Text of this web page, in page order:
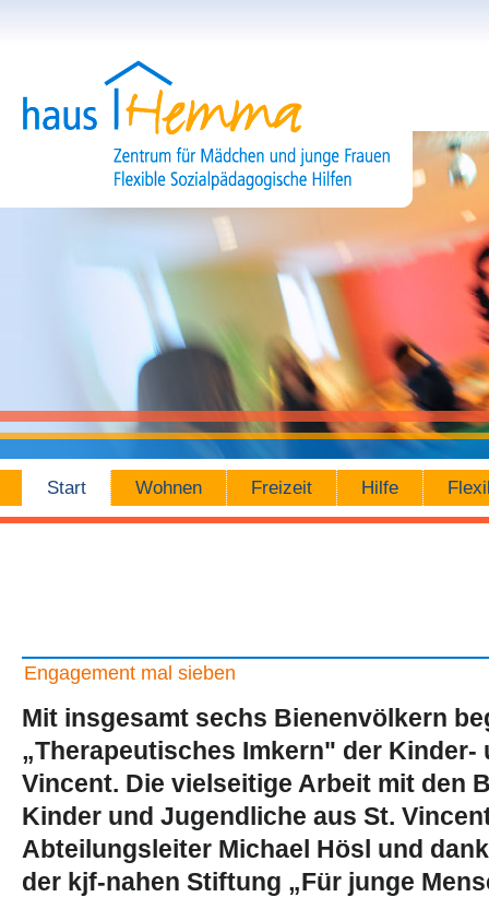
Engagement mal sieben - Start
Navigation
Start Wohnen Freizeit Hilfe
Engagement mal sieben
Mit insgesamt sechs Bienenvölkern
„Therapeutisches Imkern" der Kinder-
Vincent. Die vielseitige Arbeit mit den
Kinder und Jugendliche aus St.
Abteilungsleiter Michael Hösl und
der kjf-nahen Stiftung „Für junge